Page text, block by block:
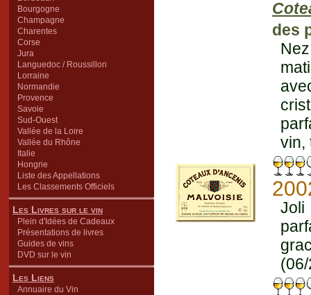
Bourgogne
Champagne
Charentes
Corse
Jura
Languedoc / Roussillon
Lorraine
Normandie
Provence
Savoie
Sud-Ouest
Vallée de la Loire
Vallée du Rhône
Italie
Hongrie
Liste des Appellations
Les Classements Officiels
Les Livres sur le vin
Plein d'Idées de Cadeaux
Présentations de livres
Guides de vins
DVD sur le vin
Les Liens
Annuaire du Vin
des
vin,
Joli